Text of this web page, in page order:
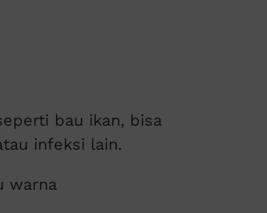
bau ikan, bisa
infeksi lain.
warna